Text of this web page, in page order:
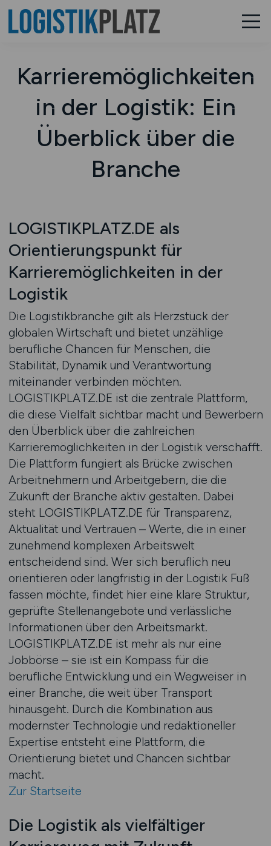
Karrieremöglichkeiten
in der Logistik: Ein
Überblick über die
Branche
LOGISTIKPLATZ.DE als
Orientierungspunkt für
Karrieremöglichkeiten in der
Logistik
Die Logistikbranche gilt als Herzstück der
globalen Wirtschaft und bietet unzählige
berufliche Chancen für Menschen, die
Stabilität, Dynamik und Verantwortung
miteinander verbinden möchten.
LOGISTIKPLATZ.DE ist die zentrale Plattform,
die diese Vielfalt sichtbar macht und Bewerbern
den Überblick über die zahlreichen
Karrieremöglichkeiten in der Logistik verschafft.
Die Plattform fungiert als Brücke zwischen
Arbeitnehmern und Arbeitgebern, die die
Zukunft der Branche aktiv gestalten. Dabei
steht LOGISTIKPLATZ.DE für Transparenz,
Aktualität und Vertrauen – Werte, die in einer
zunehmend komplexen Arbeitswelt
entscheidend sind. Wer sich beruflich neu
orientieren oder langfristig in der Logistik Fuß
fassen möchte, findet hier eine klare Struktur,
geprüfte Stellenangebote und verlässliche
Informationen über den Arbeitsmarkt.
LOGISTIKPLATZ.DE ist mehr als nur eine
Jobbörse – sie ist ein Kompass für die
berufliche Entwicklung und ein Wegweiser in
einer Branche, die weit über Transport
hinausgeht. Durch die Kombination aus
modernster Technologie und redaktioneller
Expertise entsteht eine Plattform, die
Orientierung bietet und Chancen sichtbar
macht.
Zur Startseite
Die Logistik als vielfältiger